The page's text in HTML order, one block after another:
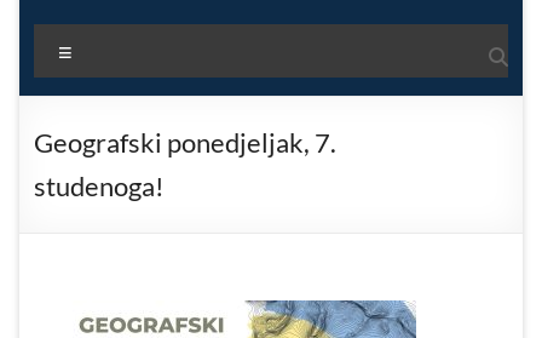
Geografski ponedjeljak, 7.
studenoga!